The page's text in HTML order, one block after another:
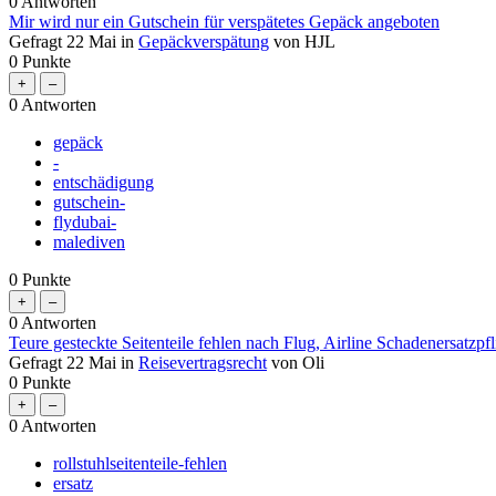
Mir wird nur ein Gutschein für verspätetes Gepäck angeboten
Gefragt 22 Mai in Gepäckverspätung von HJL
0 Punkte
0 Antworten
gepäck
-
entschädigung
gutschein-
flydubai-
malediven
0 Punkte
0 Antworten
Teure gesteckte Seitenteile fehlen nach Flug, Airline
Gefragt 22 Mai in Reisevertragsrecht von Oli
0 Punkte
0 Antworten
rollstuhlseitenteile-fehlen
ersatz